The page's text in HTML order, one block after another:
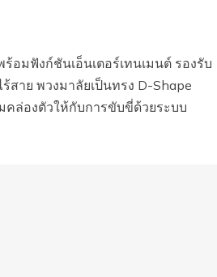
มฟังก์ชันเอ็นเตอร์เทนเมนต์ รองรับ
าย พวงมาลัยเป็นทรง D-Shape
ล่องตัวให้กับการขับขี่ด้วยระบบ